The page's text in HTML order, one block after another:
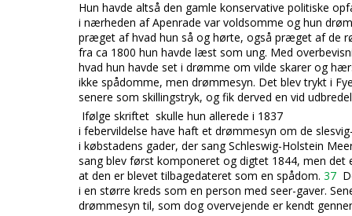
Hun havde altså den gamle konservative politiske
i nærheden af Apenrade var voldsomme og hun
præget af hvad hun så og hørte, også præget af de
fra ca 1800 hun havde læst som ung. Med
hvad hun havde set i drømme om vilde skarer og
ikke spådomme, men drømmesyn. Det blev trykt i
senere som skillingstryk, og fik derved en vid
Ifølge skriftet skulle hun allerede i 1837
i febervildelse have haft et drømmesyn om de
i købstadens gader, der sang Schleswig-Holstein
sang blev først komponeret og digtet 1844, men det
at den er blevet tilbagedateret som en spådom. 37
i en større kreds som en person med seer-gaver.
drømmesyn til, som dog overvejende er kendt